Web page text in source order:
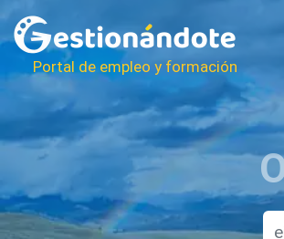
Portal de empleo y formación